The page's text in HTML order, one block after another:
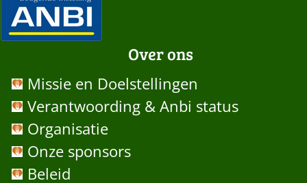
Over ons
Missie en Doelstellingen
Verantwoording & Anbi status
Organisatie
Onze sponsors
Beleid